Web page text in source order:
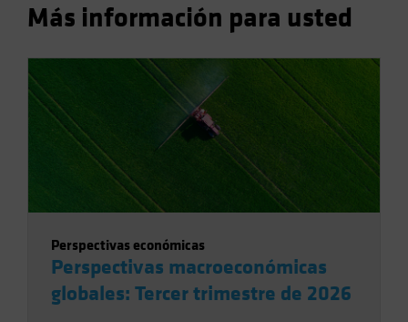
Más información para usted
Perspectivas económicas
Perspectivas macroeconómicas
globales: Tercer trimestre de 2026